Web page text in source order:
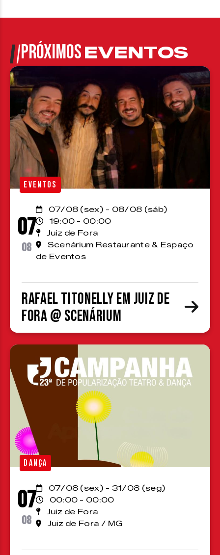
PRÓXIMOSEVENTOS
EVENTOS
07
08
07/08 (sex) - 08/08 (sáb)
19:00 - 00:00
Juiz de Fora
Scenárium Restaurante & Espaço
de Eventos
Rafael Titonelly em Juiz de
Fora @ Scenárium
DANÇA
07
08
07/08 (sex) - 31/08 (seg)
00:00 - 00:00
Juiz de Fora
Juiz de Fora / MG